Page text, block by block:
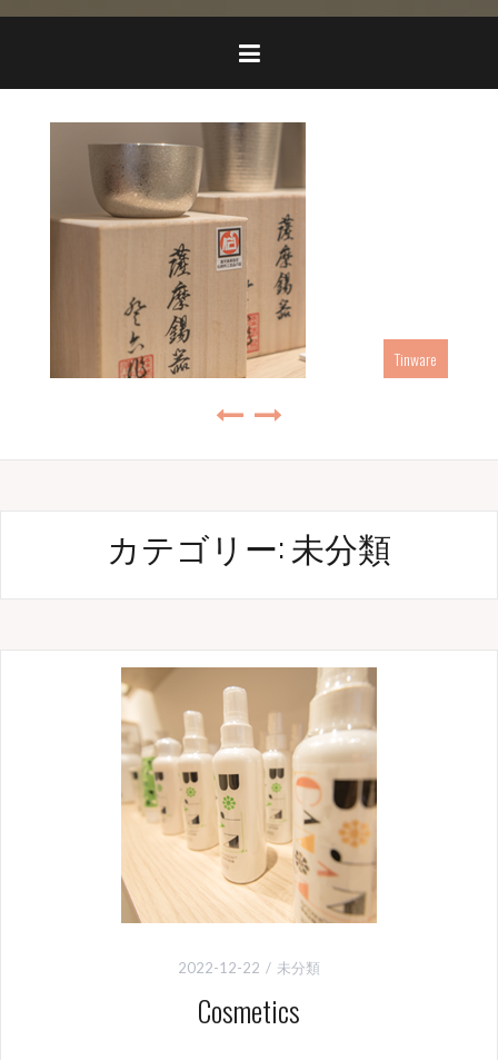
Tinware
カテゴリー:未分類
2022-12-22 未分類
Cosmetics